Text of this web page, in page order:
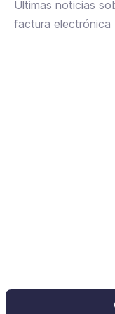
Últimas noticias
factura electrónica